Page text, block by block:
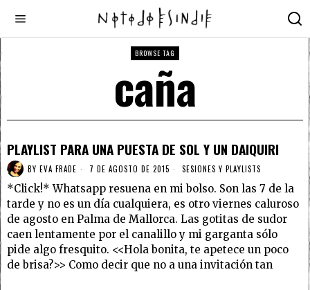
BROWSE TAG
caña
PLAYLIST PARA UNA PUESTA DE SOL Y UN DAIQUIRI
BY EVA FRADE 7 DE AGOSTO DE 2015 SESIONES Y PLAYLISTS
*Click!* Whatsapp resuena en mi bolso. Son las 7 de la
tarde y no es un día cualquiera, es otro viernes caluroso
de agosto en Palma de Mallorca. Las gotitas de sudor
caen lentamente por el canalillo y mi garganta sólo
pide algo fresquito. <<Hola bonita, te apetece un poco
de brisa?>> Como decir que no a una invitación tan